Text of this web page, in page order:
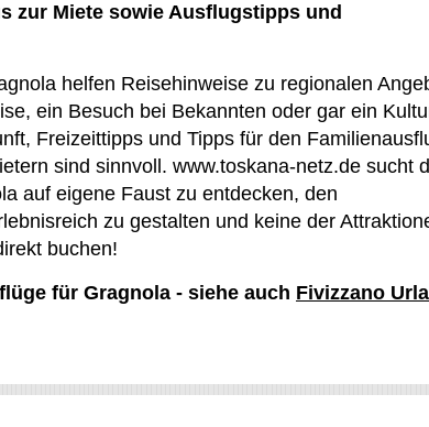
zur Miete sowie Ausflugstipps und
helfen Reisehinweise zu regionalen
ein Besuch bei Bekannten oder gar ein
Freizeittipps und Tipps für den
sind sinnvoll. www.toskana-netz.de sucht
auf eigene Faust zu entdecken, den
zu gestalten und keine der
buchen!
für Gragnola - siehe auch Fivizzano